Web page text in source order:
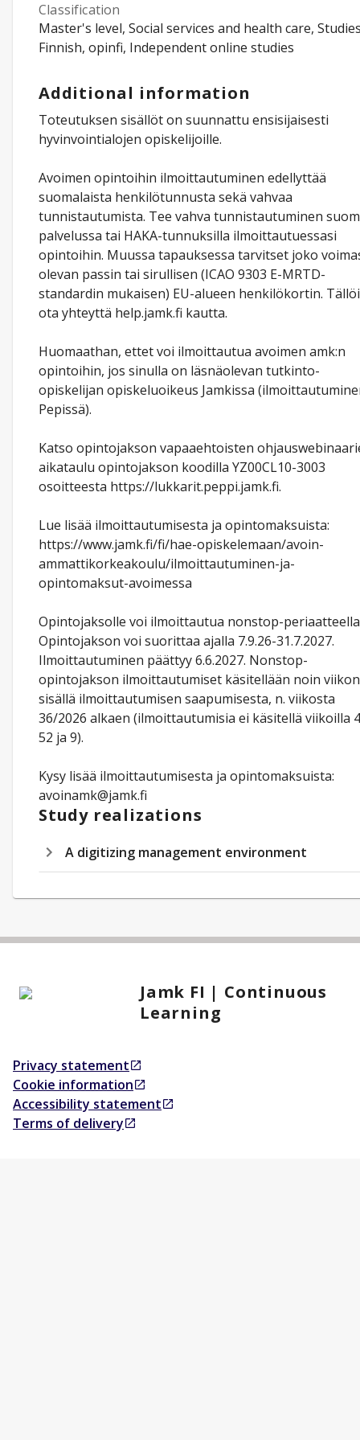
Classification
Master's level, Social services and health care,
Finnish, opinfi, Independent online studies
Additional information
Toteutuksen sisällöt on suunnattu ensisijaisesti
hyvinvointialojen opiskelijoille.
Avoimen opintoihin ilmoittautuminen edellyttää
suomalaista henkilötunnusta sekä vahvaa
tunnistautumista. Tee vahva tunnistautuminen
palvelussa tai HAKA-tunnuksilla ilmoittautuessasi
opintoihin. Muussa tapauksessa tarvitset joko
olevan passin tai sirullisen (ICAO 9303 E-MRTD-
standardin mukaisen) EU-alueen henkilökortin.
ota yhteyttä help.jamk.fi kautta.
Huomaathan, ettet voi ilmoittautua avoimen amk:n
opintoihin, jos sinulla on läsnäolevan tutkinto-
opiskelijan opiskeluoikeus Jamkissa
Pepissä).
Katso opintojakson vapaaehtoisten
aikataulu opintojakson koodilla YZ00CL10-3003
osoitteesta https://lukkarit.peppi.jamk.fi.
Lue lisää ilmoittautumisesta ja opintomaksuista:
https://www.jamk.fi/fi/hae-opiskelemaan/avoin-
ammattikorkeakoulu/ilmoittautuminen-ja-
opintomaksut-avoimessa
Opintojaksolle voi ilmoittautua nonstop-
Opintojakson voi suorittaa ajalla 7.9.26-31.7.2027.
Ilmoittautuminen päättyy 6.6.2027. Nonstop-
opintojakson ilmoittautumiset käsitellään noin viikon
sisällä ilmoittautumisen saapumisesta, n. viikosta
36/2026 alkaen (ilmoittautumisia ei käsitellä viikoilla
52 ja 9).
Kysy lisää ilmoittautumisesta ja opintomaksuista:
avoinamk@jamk.fi
Study realizations
A digitizing management environment
Jamk FI | Continuous
Learning
Privacy statement
Opens in a new tab
Cookie information
Opens in a new tab
Accessibility statement
Opens in a new tab
Terms of delivery
Opens in a new tab